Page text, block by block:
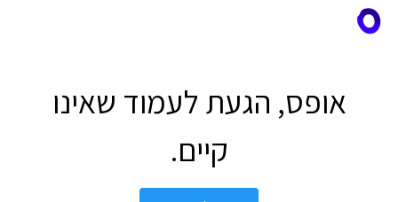
אופס, הגעת לעמוד שאינו
קיים.